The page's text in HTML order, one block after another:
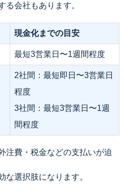
る会社もあります。
現金化までの目安
最短3営業日〜1週間程度
2社間：最短即日〜3営業日
程度
3社間：最短3営業日〜1週
間程度
注費・税金などの支払いが迫
な選択肢になります。